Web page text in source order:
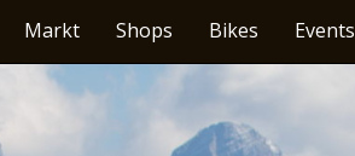
Markt Shops Bikes Events